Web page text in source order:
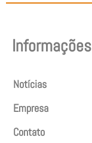
Informações
Notícias
Empresa
Contato